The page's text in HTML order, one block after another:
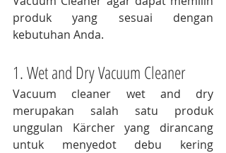
produk yang sesuai dengan
kebutuhan Anda.
1. Wet and Dry Vacuum Cleaner
Vacuum cleaner wet and dry
merupakan salah satu produk
unggulan Kärcher yang dirancang
untuk menyedot debu kering